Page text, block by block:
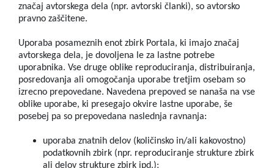
značaj avtorskega dela (npr. avtorski članki), so avtorsko
pravno zaščitene.
Uporaba posameznih enot zbirk Portala, ki imajo značaj
avtorskega dela, je dovoljena le za lastne potrebe
uporabnika. Vse druge oblike reproduciranja, distribuiranja,
posredovanja ali omogočanja uporabe tretjim osebam so
izrecno prepovedane. Navedena prepoved se nanaša na vse
oblike uporabe, ki presegajo okvire lastne uporabe, še
posebej pa so prepovedana naslednja ravnanja:
uporaba znatnih delov (količinsko in/ali kakovostno)
podatkovnih zbirk (npr. reproduciranje strukture zbirk
ali delov strukture zbirk ipd.);